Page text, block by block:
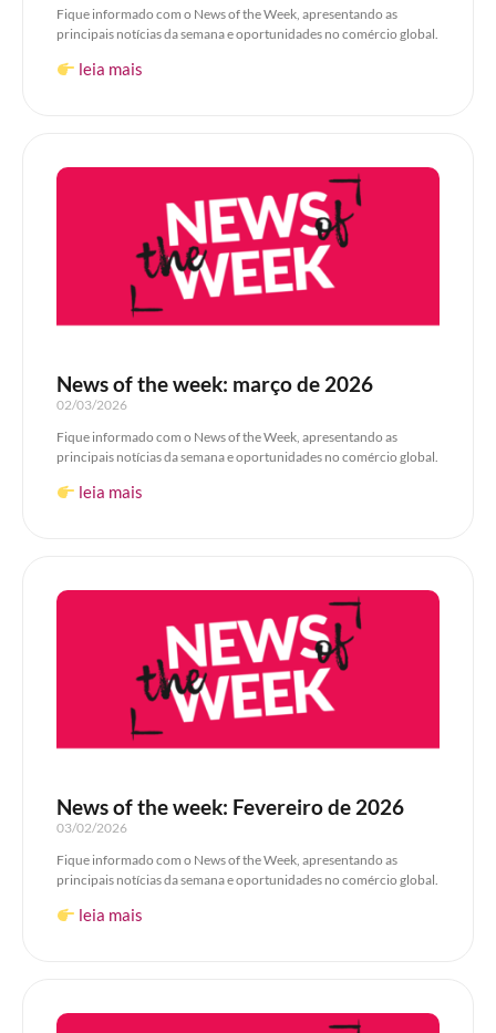
Fique informado com o News of the Week, apresentando as
principais notícias da semana e oportunidades no comércio global.
leia mais
News of the week: março de 2026
02/03/2026
Fique informado com o News of the Week, apresentando as
principais notícias da semana e oportunidades no comércio global.
leia mais
News of the week: Fevereiro de 2026
03/02/2026
Fique informado com o News of the Week, apresentando as
principais notícias da semana e oportunidades no comércio global.
leia mais